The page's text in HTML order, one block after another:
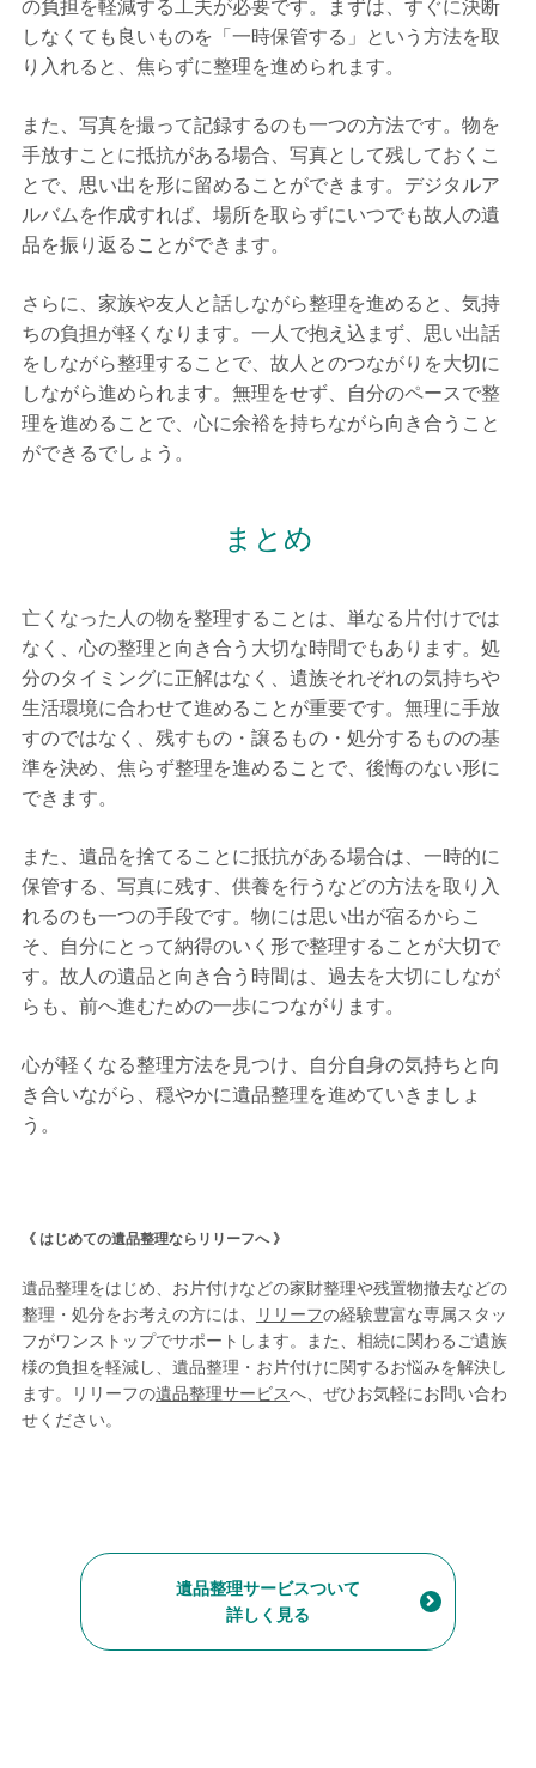
の負担を軽減する工夫が必要です。まずは、すぐに決断
しなくても良いものを「一時保管する」という方法を取
り入れると、焦らずに整理を進められます。
また、写真を撮って記録するのも一つの方法です。物を
手放すことに抵抗がある場合、写真として残しておくこ
とで、思い出を形に留めることができます。デジタルア
ルバムを作成すれば、場所を取らずにいつでも故人の遺
品を振り返ることができます。
さらに、家族や友人と話しながら整理を進めると、気持
ちの負担が軽くなります。一人で抱え込まず、思い出話
をしながら整理することで、故人とのつながりを大切に
しながら進められます。無理をせず、自分のペースで整
理を進めることで、心に余裕を持ちながら向き合うこと
ができるでしょう。
まとめ
亡くなった人の物を整理することは、単なる片付けでは
なく、心の整理と向き合う大切な時間でもあります。処
分のタイミングに正解はなく、遺族それぞれの気持ちや
生活環境に合わせて進めることが重要です。無理に手放
すのではなく、残すもの・譲るもの・処分するものの基
準を決め、焦らず整理を進めることで、後悔のない形に
できます。
また、遺品を捨てることに抵抗がある場合は、一時的に
保管する、写真に残す、供養を行うなどの方法を取り入
れるのも一つの手段です。物には思い出が宿るからこ
そ、自分にとって納得のいく形で整理することが大切で
す。故人の遺品と向き合う時間は、過去を大切にしなが
らも、前へ進むための一歩につながります。
心が軽くなる整理方法を見つけ、自分自身の気持ちと向
き合いながら、穏やかに遺品整理を進めていきましょ
う。
《 はじめての遺品整理ならリリーフへ 》
遺品整理をはじめ、お片付けなどの家財整理や残置物撤去などの
整理・処分をお考えの方には、
リリーフの経験豊富な専属スタッ
フがワンストップでサポートします。また、相続に関わるご遺族
様の負担を軽減し、遺品整理・お片付けに関するお悩みを解決し
ます。リリーフの遺品整理サービスへ、ぜひお気軽にお問い合わ
せください。
遺品整理サービスついて
詳しく見る